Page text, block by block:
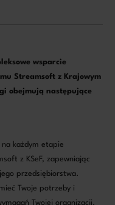
wsparcie
Streamsoft z Krajowym
obejmują następujące
każdym etapie
z KSeF, zapewniając
przedsiębiorstwa.
Twoje potrzeby i
Twojej organizacji.